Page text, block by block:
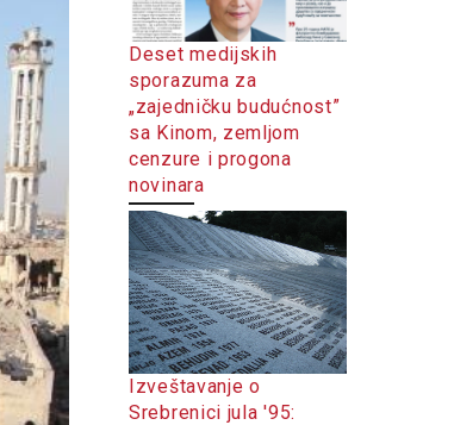
Deset medijskih
sporazuma za
„zajedničku budućnost”
sa Kinom, zemljom
cenzure i progona
novinara
Izveštavanje o
Srebrenici jula '95: